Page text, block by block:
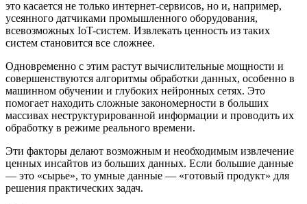
это касается не только интернет-сервисов, но и, например,
усеянного датчиками промышленного оборудования,
всевозможных IoT-систем. Извлекать ценность из таких
систем становится все сложнее.
Одновременно с этим растут вычислительные мощности и
совершенствуются алгоритмы обработки данных, особенно в
машинном обучении и глубоких нейронных сетях. Это
помогает находить сложные закономерности в больших
массивах неструктурированной информации и проводить их
обработку в режиме реального времени.
Эти факторы делают возможным и необходимым извлечение
ценных инсайтов из больших данных. Если большие данные
— это «сырье», то умные данные — «готовый продукт» для
решения практических задач.